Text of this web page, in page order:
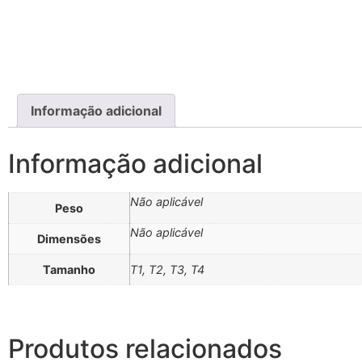
Informação adicional
Informação adicional
Peso Não aplicável
Dimensões Não aplicável
Tamanho T1, T2, T3, T4
Produtos relacionados